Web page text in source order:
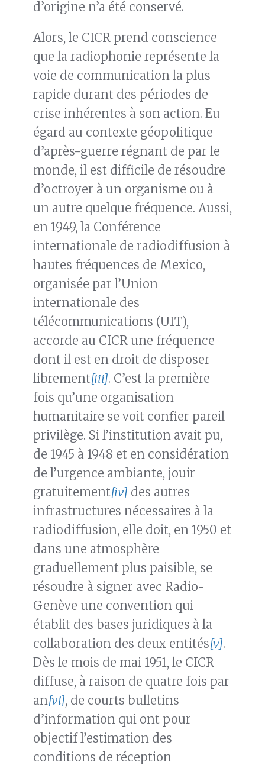
d’origine n’a été conservé.
Alors, le CICR prend conscience
que la radiophonie représente la
voie de communication la plus
rapide durant des périodes de
crise inhérentes à son action. Eu
égard au contexte géopolitique
d’après-guerre régnant de par le
monde, il est difficile de résoudre
d’octroyer à un organisme ou à
un autre quelque fréquence. Aussi,
en 1949, la Conférence
internationale de radiodiffusion à
hautes fréquences de Mexico,
organisée par l’Union
internationale des
télécommunications (UIT),
accorde au CICR une fréquence
dont il est en droit de disposer
librement[iii]. C’est la première
fois qu’une organisation
humanitaire se voit confier pareil
privilège. Si l’institution avait pu,
de 1945 à 1948 et en considération
de l’urgence ambiante, jouir
gratuitement[iv] des autres
infrastructures nécessaires à la
radiodiffusion, elle doit, en 1950 et
dans une atmosphère
graduellement plus paisible, se
résoudre à signer avec Radio-
Genève une convention qui
établit des bases juridiques à la
collaboration des deux entités[v].
Dès le mois de mai 1951, le CICR
diffuse, à raison de quatre fois par
an[vi], de courts bulletins
d’information qui ont pour
objectif l’estimation des
conditions de réception